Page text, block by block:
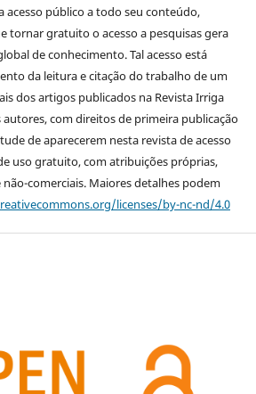
acesso público a todo seu conteúdo,
tornar gratuito o acesso a pesquisas gera
de conhecimento. Tal acesso está
da leitura e citação do trabalho de um
dos artigos publicados na Revista Irriga
com direitos de primeira publicação
de aparecerem nesta revista de acesso
uso gratuito, com atribuições próprias,
não-comerciais. Maiores detalhes podem
licenses/by-nc-nd/4.0